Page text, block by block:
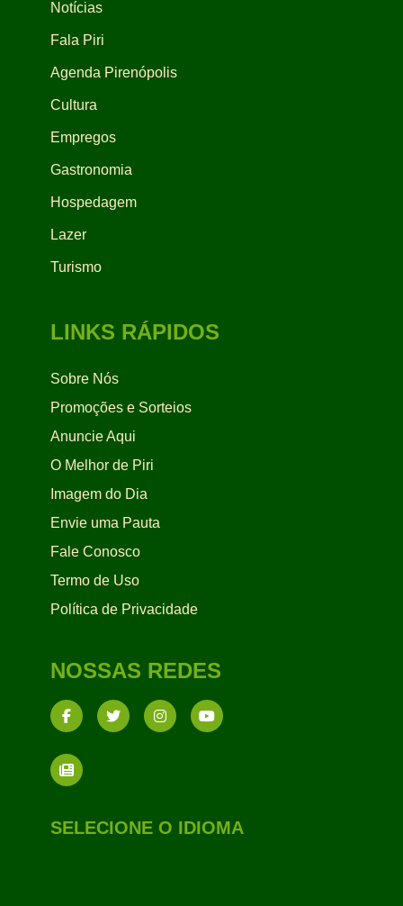
Notícias
Fala Piri
Agenda Pirenópolis
Cultura
Empregos
Gastronomia
Hospedagem
Lazer
Turismo
LINKS RÁPIDOS
Sobre Nós
Promoções e Sorteios
Anuncie Aqui
O Melhor de Piri
Imagem do Dia
Envie uma Pauta
Fale Conosco
Termo de Uso
Política de Privacidade
NOSSAS REDES
SELECIONE O IDIOMA